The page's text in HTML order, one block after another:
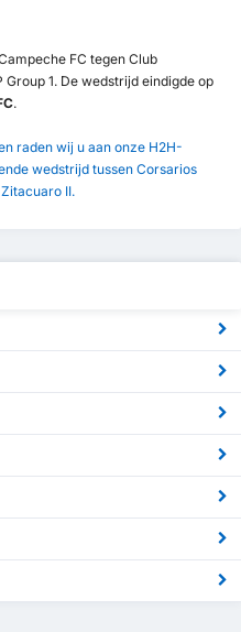
FC tegen Club
1. De wedstrijd eindigde op
.
raden wij u aan onze H2H-
wedstrijd tussen Corsarios
II.